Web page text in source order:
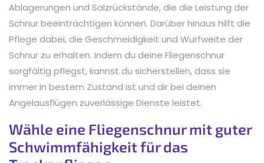
Ablagerungen und Salzrückstände, die die Leistung der
Schnur beeinträchtigen können. Darüber hinaus hilft die
Pflege dabei, die Geschmeidigkeit und Wurfweite der
Schnur zu erhalten. Indem du deine Fliegenschnur
sorgfältig pflegst, kannst du sicherstellen, dass sie
immer in bestem Zustand ist und dir bei deinen
Angelausflügen zuverlässige Dienste leistet.
Wähle eine Fliegenschnur mit guter
Schwimmfähigkeit für das